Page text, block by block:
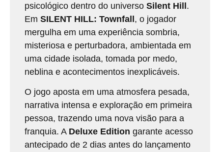
psicológico dentro do universo Silent Hill.
Em SILENT HILL: Townfall, o jogador
mergulha em uma experiência sombria,
misteriosa e perturbadora, ambientada em
uma cidade isolada, tomada por medo,
neblina e acontecimentos inexplicáveis.
O jogo aposta em uma atmosfera pesada,
narrativa intensa e exploração em primeira
pessoa, trazendo uma nova visão para a
franquia. A Deluxe Edition garante acesso
antecipado de 2 dias antes do lançamento